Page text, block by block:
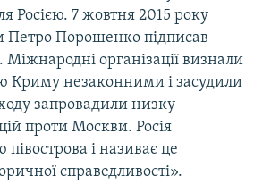
Росією. 7 жовтня 2015 року
Петро Порошенко підписав
Міжнародні організації визнали
Криму незаконними і засудили
запровадили низку
проти Москви. Росія
півострова і називає це
справедливості».